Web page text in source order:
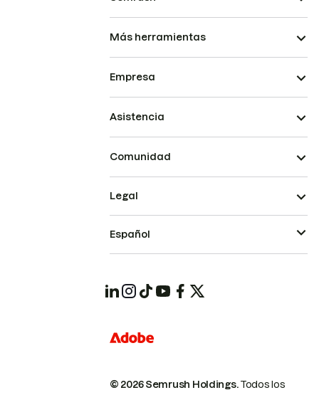
Más herramientas
Empresa
Asistencia
Comunidad
© 2026 Semrush Holdings.Todos los
Legal
Español